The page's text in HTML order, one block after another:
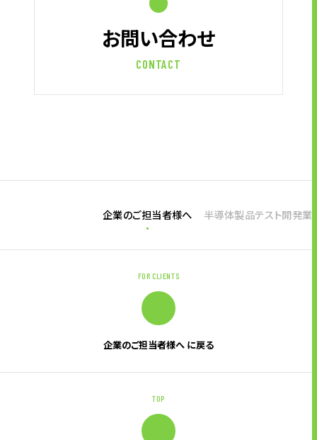
お問い合わせ
CONTACT
企業のご担当者様へ 半導体製品テスト開発業
FOR CLIENTS
企業のご担当者様へ に戻る
TOP